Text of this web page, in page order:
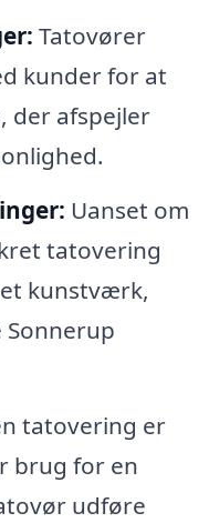
Tatovører
kunder for at
der afspejler
Uanset om
tatovering
kunstværk,
Sonnerup
tatovering er
brug for en
udføre